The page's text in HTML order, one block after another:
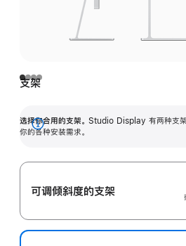
支架
选择你合用的支架。 Studio Display 有两种支架
你的各种安装需求。
展
可调倾斜度的支架